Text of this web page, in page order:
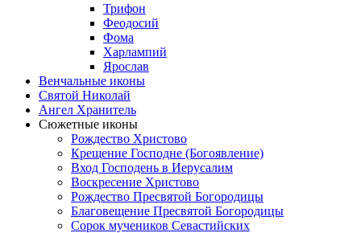
Трифон
Феодосий
Фома
Харлампий
Ярослав
Венчальные иконы
Святой Николай
Ангел Хранитель
Сюжетные иконы
Рождество Христово
Крещение Господне (Богоявление)
Вход Господень в Иерусалим
Воскресение Христово
Рождество Пресвятой Богородицы
Благовещение Пресвятой Богородицы
Сорок мучеников Севастийских